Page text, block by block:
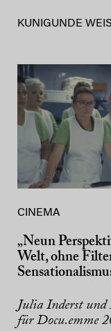
KUNIGUNDE
CINEMA
„Neun
Welt, ohne
Julia Inderst
für Docu.emme